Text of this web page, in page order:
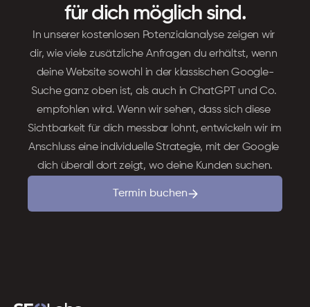
für dich möglich sind.
In unserer kostenlosen Potenzialanalyse zeigen wir
dir, wie viele zusätzliche Anfragen du erhältst, wenn
deine Website sowohl in der klassischen Google-
Suche ganz oben ist, als auch in ChatGPT und Co.
empfohlen wird. Wenn wir sehen, dass sich diese
Sichtbarkeit für dich messbar lohnt, entwickeln wir im
Anschluss eine individuelle Strategie, mit der Google
dich überall dort zeigt, wo deine Kunden suchen.
Termin buchen